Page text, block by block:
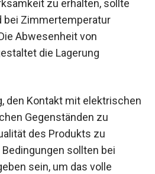
zu erhalten, sollte
bei Zimmertemperatur
Abwesenheit von
die Lagerung
den Kontakt mit elektrischen
Gegenständen zu
des Produkts zu
sollten bei
sein, um das volle